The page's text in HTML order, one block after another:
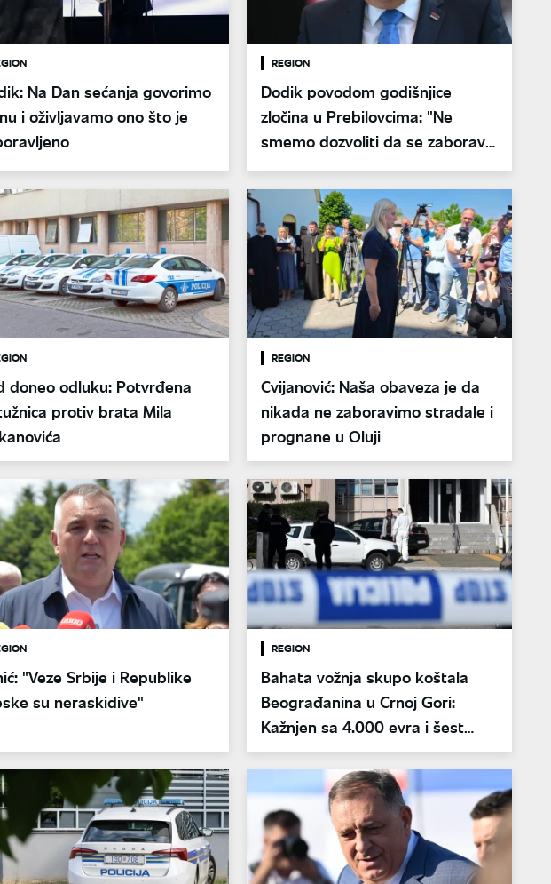
Na Dan sećanja govorimo
i oživljavamo ono što je
REGION
Dodik povodom godišnjice
zločina u Prebilovcima: "Ne
smemo dozvoliti da se zaboravi
stradanje Srba"
doneo odluku: Potvrđena
protiv brata Mila
REGION
Cvijanović: Naša obaveza je da
nikada ne zaboravimo stradale i
prognane u Oluji
"Veze Srbije i Republike
su neraskidive"
REGION
Bahata vožnja skupo koštala
Beograđanina u Crnoj Gori:
Kažnjen sa 4.000 evra i šest
meseci zabrane vožnje